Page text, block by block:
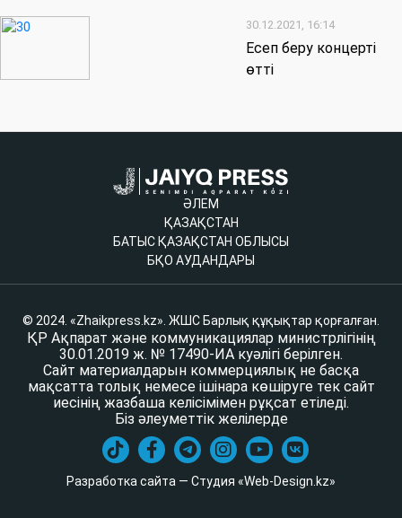
30.12.2021, 16:14
Есеп беру концерті
өтті
ӘЛЕМ
ҚАЗАҚСТАН
БАТЫС ҚАЗАҚСТАН ОБЛЫСЫ
БҚО АУДАНДАРЫ
© 2024. «Zhaikpress.kz». ЖШС Барлық құқықтар қорғалған.
ҚР Ақпарат және коммуникациялар министрлігінің
30.01.2019 ж. № 17490-ИА куәлігі берілген.
Сайт материалдарын коммерциялық не басқа
мақсатта толық немесе ішінара көшіруге тек сайт
иесінің жазбаша келісімімен рұқсат етіледі.
Біз әлеуметтік желілерде
Разработка сайта — Студия «Web-Design.kz»